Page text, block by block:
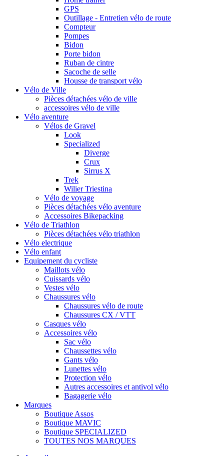
GPS
Outillage - Entretien vélo de route
Compteur
Pompes
Bidon
Porte bidon
Ruban de cintre
Sacoche de selle
Housse de transport vélo
Vélo de Ville
Pièces détachées vélo de ville
accessoires vélo de ville
Vélo aventure
Vélos de Gravel
Look
Specialized
Diverge
Crux
Sirrus X
Trek
Wilier Triestina
Vélo de voyage
Pièces détachées vélo aventure
Accessoires Bikepacking
Vélo de Triathlon
Pièces détachées vélo triathlon
Vélo electrique
Vélo enfant
Equipement du cycliste
Maillots vélo
Cuissards vélo
Vestes vélo
Chaussures vélo
Chaussures vélo de route
Chaussures CX / VTT
Casques vélo
Accessoires vélo
Sac vélo
Chaussettes vélo
Gants vélo
Lunettes vélo
Protection vélo
Autres accessoires et antivol vélo
Bagagerie vélo
Marques
Boutique Assos
Boutique MAVIC
Boutique SPECIALIZED
TOUTES NOS MARQUES